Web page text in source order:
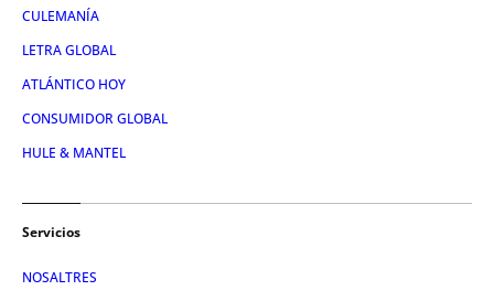
CULEMANÍA
LETRA GLOBAL
ATLÁNTICO HOY
CONSUMIDOR GLOBAL
HULE & MANTEL
Servicios
NOSALTRES